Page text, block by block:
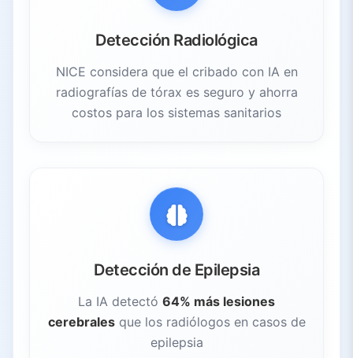
Detección Radiológica
NICE considera que el cribado con IA en
radiografías de tórax es seguro y ahorra
costos para los sistemas sanitarios
Detección de Epilepsia
La IA detectó 64% más lesiones
cerebralesque los radiólogos en casos de
epilepsia